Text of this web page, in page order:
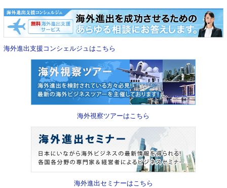
海外進出支援コンシェルジュはこちら
海外視察ツアーはこちら
海外進出セミナーはこちら